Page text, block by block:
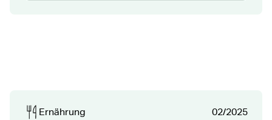
Ernährung 02/2025